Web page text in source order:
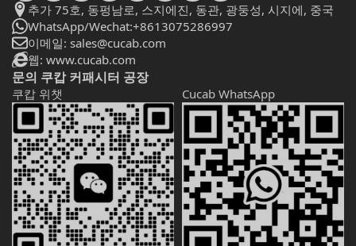
추가 75호, 동펑남로, 스지에진, 동관, 광둥성, 시지에, 중국
WhatsApp/Wechat:+8613075286997
이메일: sales@cucab.com
웹: www.cucab.com
문의 쿠캅 커패시터 공장
쿠캅 위챗 Cucab WhatsApp